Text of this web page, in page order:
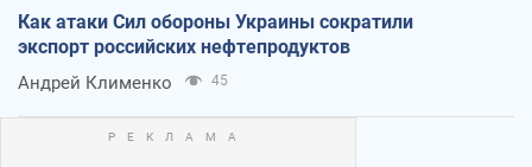
Как атаки Сил обороны Украины сократили
экспорт российских нефтепродуктов
Андрей Клименко 45